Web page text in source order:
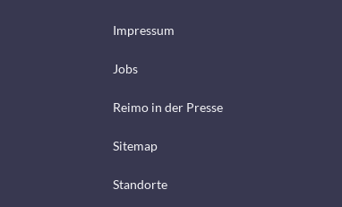
Impressum
Jobs
Reimo in der Presse
Sitemap
Standorte